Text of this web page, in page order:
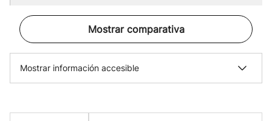
Mostrar comparativa
Mostrar información accesible